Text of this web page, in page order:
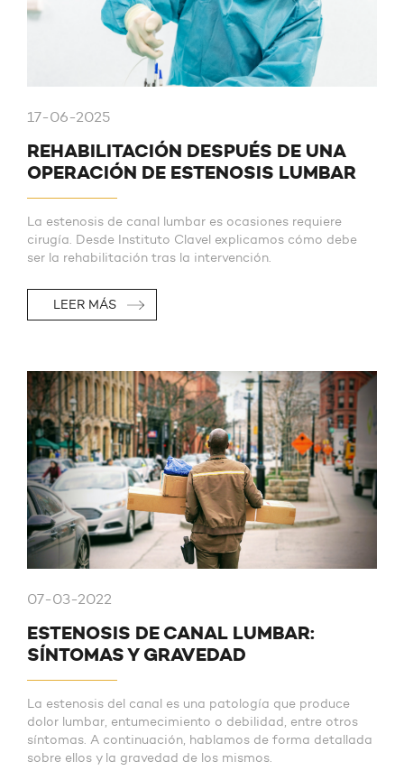
17-06-2025
REHABILITACIÓN DESPUÉS DE UNA
OPERACIÓN DE ESTENOSIS LUMBAR
La estenosis de canal lumbar es ocasiones requiere
cirugía. Desde Instituto Clavel explicamos cómo debe
ser la rehabilitación tras la intervención.
LEER MÁS
07-03-2022
ESTENOSIS DE CANAL LUMBAR:
SÍNTOMAS Y GRAVEDAD
La estenosis del canal es una patología que produce
dolor lumbar, entumecimiento o debilidad, entre otros
síntomas. A continuación, hablamos de forma detallada
sobre ellos y la gravedad de los mismos.